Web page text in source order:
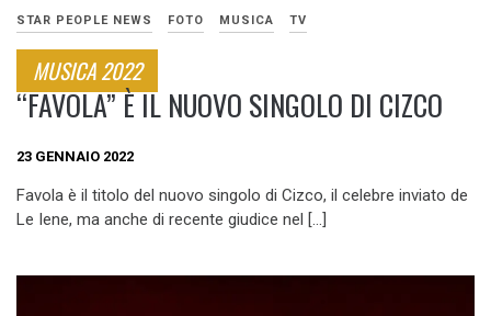
STAR PEOPLE NEWS FOTO MUSICA TV
MUSICA 2022
“FAVOLA” È IL NUOVO SINGOLO DI CIZCO
23 GENNAIO 2022
Favola è il titolo del nuovo singolo di Cizco, il celebre inviato de
Le Iene, ma anche di recente giudice nel […]